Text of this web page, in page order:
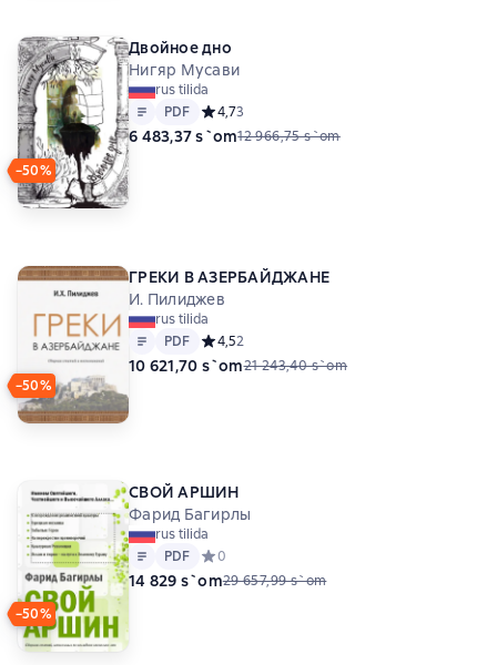
−50%
Двойное дно
Нигяр Мусави
rus tilida
Matn
PDF
PDF Средний рейтинг 4,7 на основе 3 оценок
4,73
6 483,37 s`om12 966,75 s`om
−50%
ГРЕКИ В АЗЕРБАЙДЖАНЕ
И. Пилиджев
rus tilida
Matn
PDF
PDF Средний рейтинг 4,5 на основе 2 оценок
4,52
10 621,70 s`om21 243,40 s`om
−50%
СВОЙ АРШИН
Фарид Багирлы
rus tilida
Matn
PDF
PDF Средний рейтинг 0 на основе 0 оценок
0
14 829 s`om29 657,99 s`om